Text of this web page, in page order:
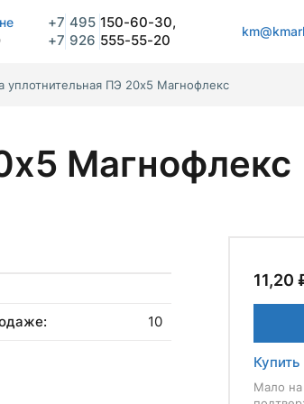
+7 495 150-60-30,
+7 926 555-55-20
уплотнительная ПЭ 20х5 Магнофлекс
Магнофлекс
10
11,20
Купить
Мало на